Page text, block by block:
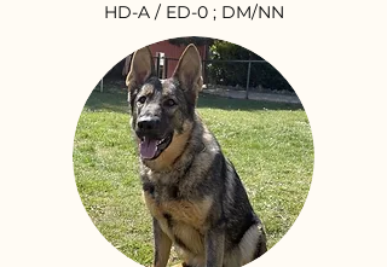
HD-A / ED-0 ; DM/NN